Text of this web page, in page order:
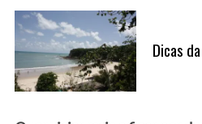
Dicas
S
e
r